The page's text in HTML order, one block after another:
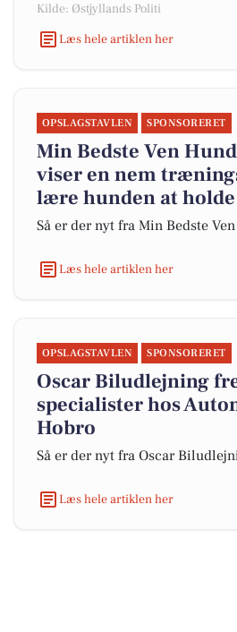
Kilde: Østjyllands Politi
Læs hele artiklen her
OPSLAGSTAVLEN SPONSORERET
Min Bedste Ven
viser en nem
lære hunden at
Så er der nyt fra Min Bedste
Læs hele artiklen her
OPSLAGSTAVLEN SPONSORERET
Oscar Biludlejning
specialister hos
Hobro
Så er der nyt fra Oscar
Læs hele artiklen her